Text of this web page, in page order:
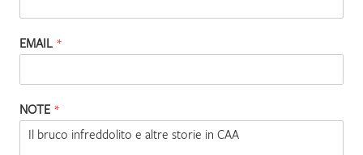
EMAIL *
NOTE *